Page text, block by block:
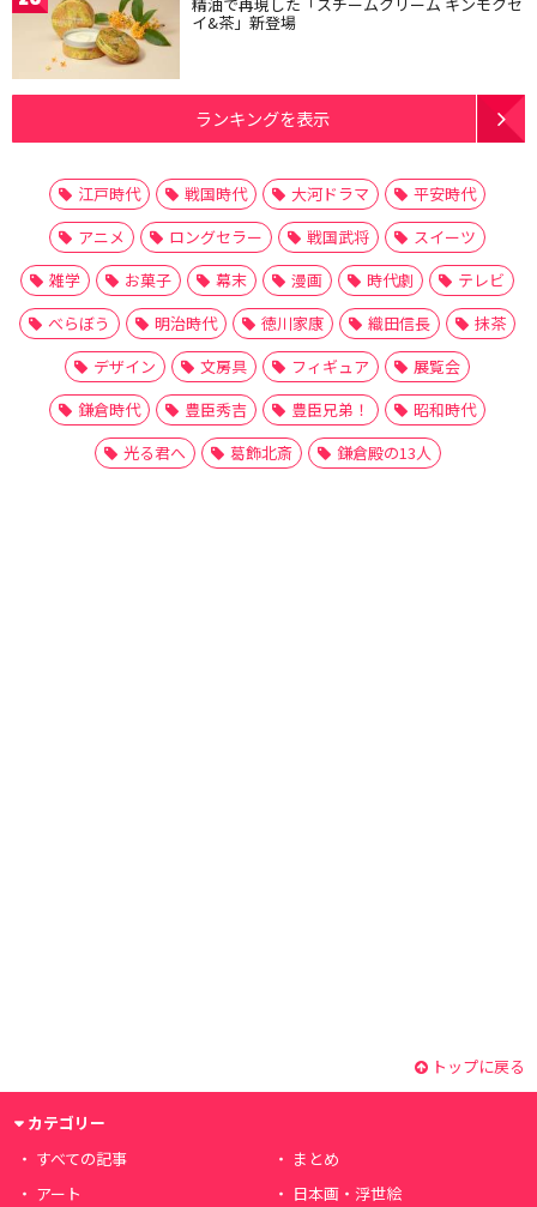
イ&茶」新登場
ランキングを表示
江戸時代 戦国時代 大河ドラマ
平安時代
アニメ
ロングセラー 戦国武将
スイーツ
雑学
お菓子 幕末 漫画 時代劇
テレビ
べらぼう
明治時代 徳川家康 織田信長
抹茶
デザイン
文房具 フィギュア
展覧会
鎌倉時代
豊臣秀吉 豊臣兄弟！
昭和時代
光る君へ
葛飾北斎 鎌倉殿の13人
トップに戻る
カテゴリー
すべての記事
まとめ
アート
日本画・浮世絵